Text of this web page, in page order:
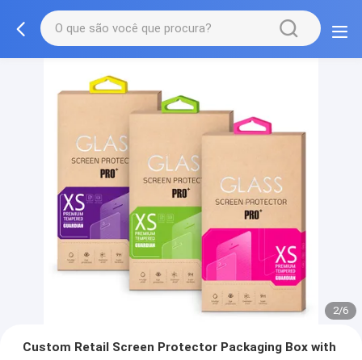
2/6
Custom Retail Screen Protector Packaging Box with